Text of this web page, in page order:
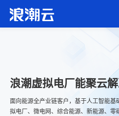
浪潮虚拟电厂能聚云
面向能源全产业链客户，基于人工智能
拟电厂、微电网、综合能源、新能源、